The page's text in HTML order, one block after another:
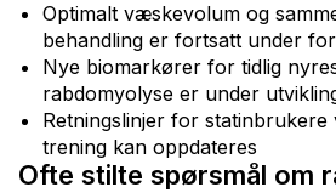
Optimalt væskevolum og
behandling er fortsatt under
Nye biomarkører for tidlig
rabdomyolyse er under
Retningslinjer for statinbrukere
trening kan oppdateres
Ofte stilte spørsmål om